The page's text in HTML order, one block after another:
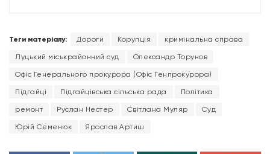
Теги матеріалу: Дороги Корупція кримінальна справа
Луцький міськрайонний суд Олександр Торунов
Офіс Генерального прокурора (Офіс Генпрокурора)
Підгайці Підгайцівська сільська рада Політика
ремонт Руслан Нестер Світлана Муляр Суд
Юрій Семенюк Ярослав Артиш